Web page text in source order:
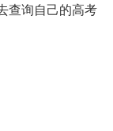
查询自己的高考